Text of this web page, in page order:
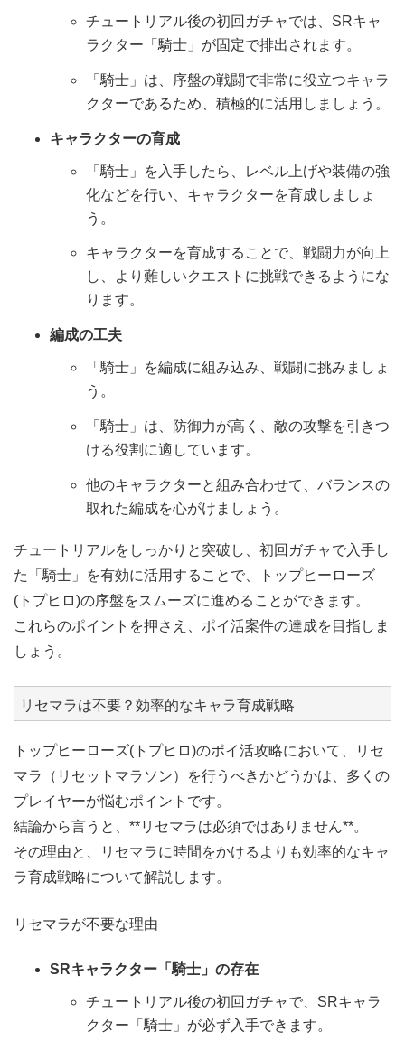
チュートリアル後の初回ガチャでは、SRキャ
ラクター「騎士」が固定で排出されます。
「騎士」は、序盤の戦闘で非常に役立つキャラ
クターであるため、積極的に活用しましょう。
キャラクターの育成
「騎士」を入手したら、レベル上げや装備の強
化などを行い、キャラクターを育成しましょ
う。
キャラクターを育成することで、戦闘力が向上
し、より難しいクエストに挑戦できるようにな
ります。
編成の工夫
「騎士」を編成に組み込み、戦闘に挑みましょ
う。
「騎士」は、防御力が高く、敵の攻撃を引きつ
ける役割に適しています。
他のキャラクターと組み合わせて、バランスの
取れた編成を心がけましょう。
チュートリアルをしっかりと突破し、初回ガチャで入手し
た「騎士」を有効に活用することで、トップヒーローズ
(トプヒロ)の序盤をスムーズに進めることができます。
これらのポイントを押さえ、ポイ活案件の達成を目指しま
しょう。
リセマラは不要？効率的なキャラ育成戦略
トップヒーローズ(トプヒロ)のポイ活攻略において、リセ
マラ（リセットマラソン）を行うべきかどうかは、多くの
プレイヤーが悩むポイントです。
結論から言うと、**リセマラは必須ではありません**。
その理由と、リセマラに時間をかけるよりも効率的なキャ
ラ育成戦略について解説します。
リセマラが不要な理由
SRキャラクター「騎士」の存在
チュートリアル後の初回ガチャで、SRキャラ
クター「騎士」が必ず入手できます。